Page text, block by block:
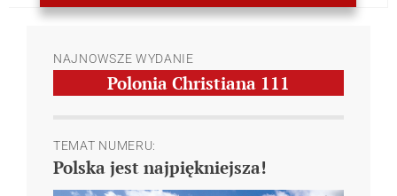
NAJNOWSZE WYDANIE
Polonia Christiana 111
TEMAT NUMERU:
Polska jest najpiękniejsza!